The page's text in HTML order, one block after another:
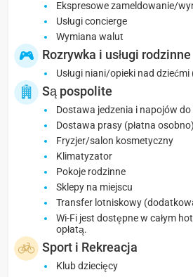
Ekspresowe zameldowanie/
Usługi concierge
Wymiana walut
Rozrywka i usługi rodzinne
Usługi niani/opieki nad
Są pospolite
Dostawa jedzenia i napojów do
Dostawa prasy (płatna osobno)
Fryzjer/salon kosmetyczny
Klimatyzator
Pokoje rodzinne
Sklepy na miejscu
Transfer lotniskowy
Wi-Fi jest dostępne w całym
opłatą.
Sport i Rekreacja
Klub dziecięcy